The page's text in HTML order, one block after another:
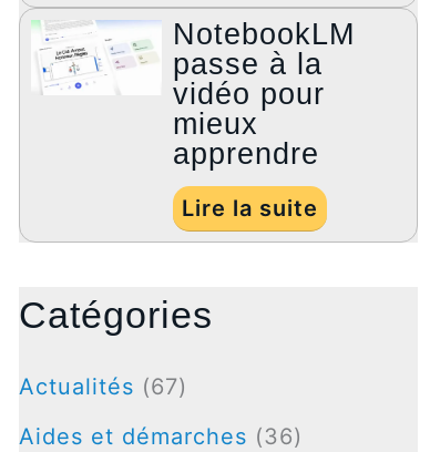
NotebookLM
passe à la
vidéo pour
mieux
apprendre
Lire la suite
Catégories
Actualités (67)
Aides et démarches (36)